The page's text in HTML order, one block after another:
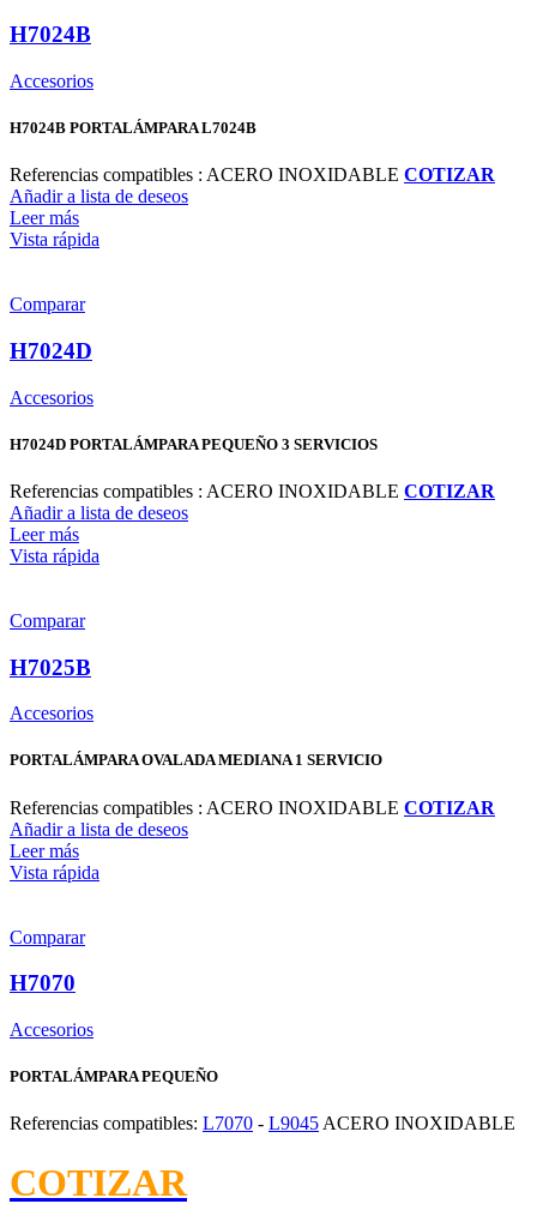
H7024B
Accesorios
H7024B PORTALÁMPARA L7024B
Referencias compatibles : ACERO INOXIDABLE COTIZAR
Añadir a lista de deseos
Leer más
Vista rápida
Comparar
H7024D
Accesorios
H7024D PORTALÁMPARA PEQUEÑO 3 SERVICIOS
Referencias compatibles : ACERO INOXIDABLE COTIZAR
Añadir a lista de deseos
Leer más
Vista rápida
Comparar
H7025B
Accesorios
PORTALÁMPARA OVALADA MEDIANA 1 SERVICIO
Referencias compatibles : ACERO INOXIDABLE COTIZAR
Añadir a lista de deseos
Leer más
Vista rápida
Comparar
H7070
Accesorios
PORTALÁMPARA PEQUEÑO
Referencias compatibles: L7070 - L9045ACERO INOXIDABLE
COTIZAR